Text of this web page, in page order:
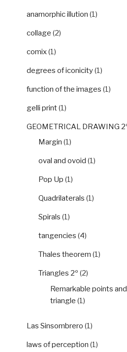
anamorphic illution (1)
collage (2)
comix(1)
degrees of iconicity(1)
function of the images (1)
gelli print(1)
GEOMETRICAL DRAWING
Margin (1)
oval and ovoid (1)
Pop Up (1)
Quadrilaterals (1)
Spirals (1)
tangencies (4)
Thales theorem (1)
Triangles 2º (2)
Remarkable points
triangle (1)
Las Sinsombrero (1)
laws of perception (1)